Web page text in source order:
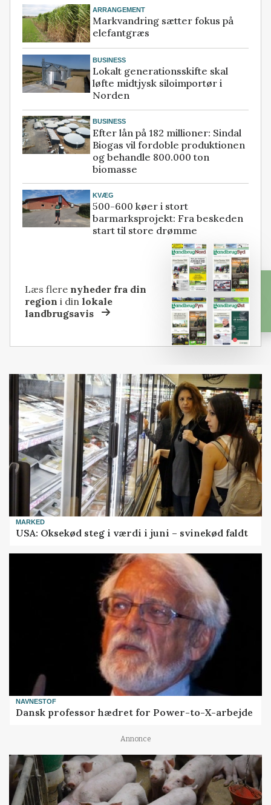
ARRANGEMENT
Markvandring sætter fokus på
elefantgræs
BUSINESS
Lokalt generationsskifte skal
løfte midtjysk siloimportør i
Norden
BUSINESS
Efter lån på 182 millioner: Sindal
Biogas vil fordoble produktionen
og behandle 800.000 ton
biomasse
KVÆG
500-600 køer i stort
barmarksprojekt: Fra beskeden
start til store drømme
Læs flere nyheder fra din
region i dinlokale
landbrugsavis
MARKED
USA: Oksekød steg i værdi i juni – svinekød faldt
NAVNESTOF
Dansk professor hædret for Power-to-X-arbejde
Annonce